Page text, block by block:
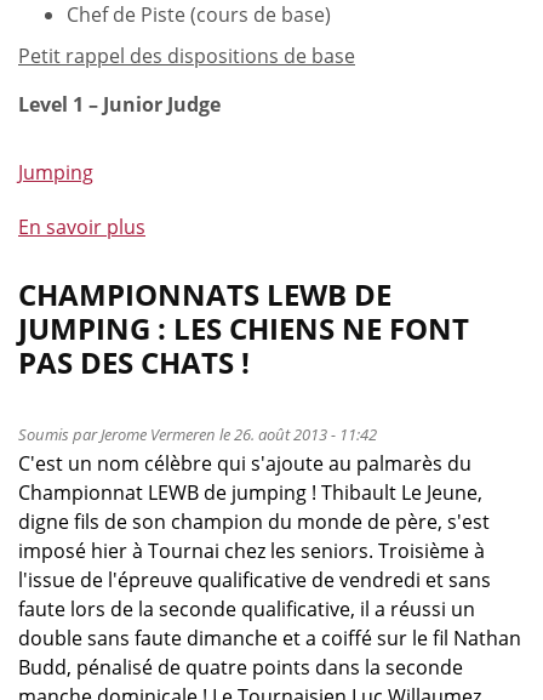
Chef de Piste (cours de base)
Petit rappel des dispositions de base
Level 1 – Junior Judge
Jumping
En savoir plus
de
Cours
et
examens
juges
de
saut
d’obstacles
CHAMPIONNATS LEWB DE
JUMPING : LES CHIENS NE FONT
PAS DES CHATS !
Soumis parJerome Vermeren le 26. août 2013 - 11:42
C'est un nom célèbre qui s'ajoute au palmarès du
Championnat LEWB de jumping ! Thibault Le Jeune,
digne fils de son champion du monde de père, s'est
imposé hier à Tournai chez les seniors. Troisième à
l'issue de l'épreuve qualificative de vendredi et sans
faute lors de la seconde qualificative, il a réussi un
double sans faute dimanche et a coiffé sur le fil Nathan
Budd, pénalisé de quatre points dans la seconde